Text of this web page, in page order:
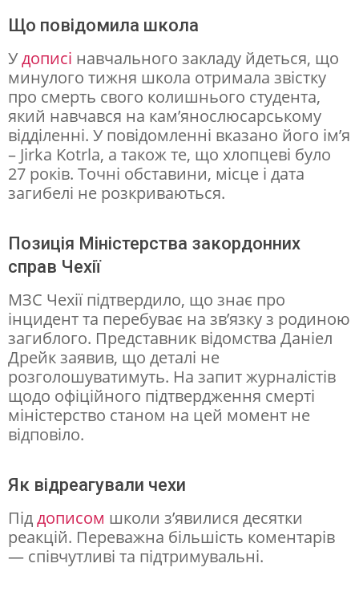
в
і
д
о
м
и
л
и
р
о
з
а
г
и
б
е
ь
о
л
Що повідомила школа
Удописі навчального закладу йдеться, що
минулого тижня школа отримала звістку
про смерть свого колишнього студента,
який навчався на кам’янослюсарському
відділенні. У повідомленні вказано його ім’я
– Jirka Kotrla, а також те, що хлопцеві було
27 років. Точні обставини, місце і дата
загибелі не розкриваються.
Позиція Міністерства закордонних
справ Чехії
МЗС Чехії підтвердило, що знає про
інцидент та перебуває на зв’язку з родиною
загиблого. Представник відомства Даніел
Дрейк заявив, що деталі не
розголошуватимуть. На запит журналістів
щодо офіційного підтвердження смерті
міністерство станом на цей момент не
відповіло.
Як відреагували чехи
Піддописом школи з’явилися десятки
реакцій. Переважна більшість коментарів
— співчутливі та підтримувальні.